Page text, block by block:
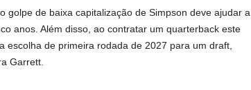
golpe de baixa capitalização de Simpson deve ajudar a
anos. Além disso, ao contratar um quarterback este
escolha de primeira rodada de 2027 para um draft,
Garrett.